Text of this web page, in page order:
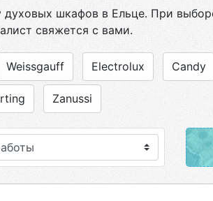
шкафов в Ельце. При
свяжется с вами.
Weissgauff Electrolux Candy
Zanussi